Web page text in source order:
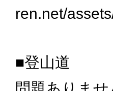
ren.net/
■登山道